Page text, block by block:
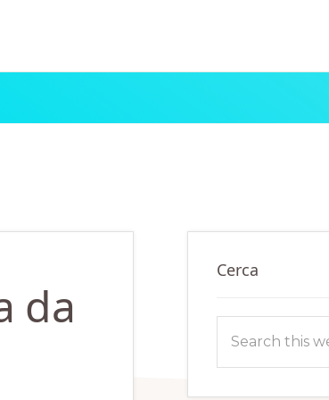
da
Primary
Sidebar
Cerca
this